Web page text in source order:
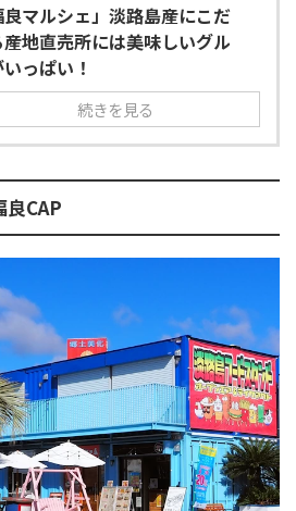
良マルシェ」淡路島産にこだ
地直売所には美味しいグル
っぱい！
続きを見る
CAP